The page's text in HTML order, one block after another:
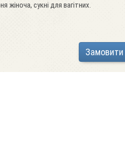
жіноча, сукні для вагітних.
Замовити